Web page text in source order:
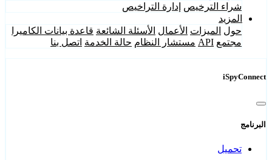
شراء الترخيص إدارة التراخيص
المزيد
حول الميزات الأعمال الأسئلة الشائعة قاعدة بيانات الكاميرا
مجتمع API مستشار النظام حالة الخدمة اتصل بنا
iSpyConnect
البرنامج
تحميل